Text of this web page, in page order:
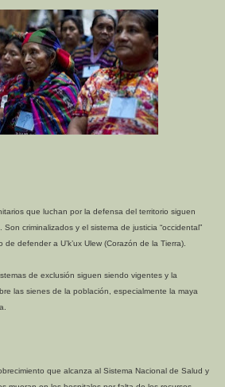
que luchan por la defensa del territorio siguen
criminalizados y el sistema de justicia “occidental”
defender a U’k’ux Ulew (Corazón de la Tierra).
de exclusión siguen siendo vigentes y la
las sienes de la población, especialmente la maya
que alcanza al Sistema Nacional de Salud y